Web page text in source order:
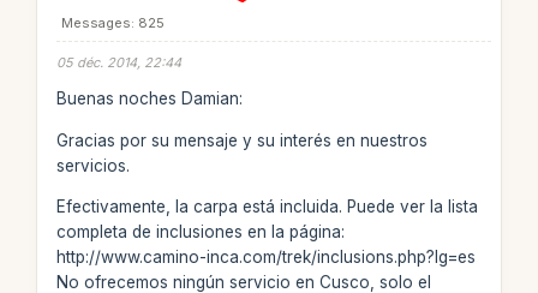
Messages: 825
05 déc. 2014, 22:44
Buenas noches Damian:
Gracias por su mensaje y su interés en nuestros
servicios.
Efectivamente, la carpa está incluida. Puede ver la lista
completa de inclusiones en la página:
http://www.camino-inca.com/trek/inclusions.php?lg=es
No ofrecemos ningún servicio en Cusco, solo el